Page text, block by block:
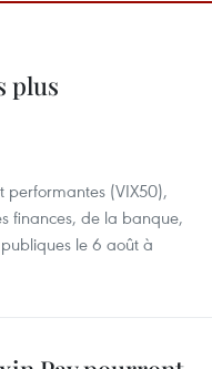
plus
performantes (VIX50),
finances, de la banque,
le 6 août à